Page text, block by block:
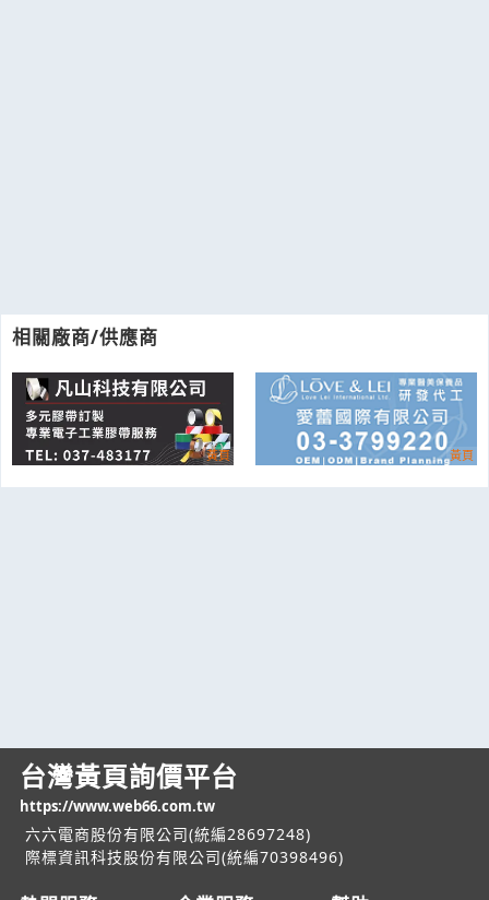
相關廠商/供應商
台灣黃頁詢價平台
https://www.web66.com.tw
六六電商股份有限公司(統編28697248)
際標資訊科技股份有限公司(統編70398496)